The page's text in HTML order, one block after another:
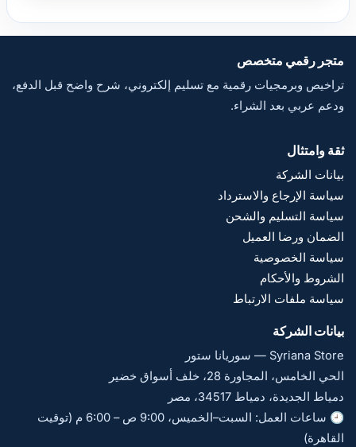
متجر رقمي متخصص
تراخيص وبرمجيات رقمية مع تسليم إلكتروني، شرح واضح قبل الدفع،
ودعم عربي بعد الشراء.
ثقة وامتثال
بيانات الشركة
سياسة الإرجاع والاسترداد
سياسة التسليم والشحن
الضمان ورضا العميل
سياسة الخصوصية
الشروط والأحكام
سياسة ملفات الارتباط
بيانات الشركة
Syriana Store — سوريانا ستور
الحي الخامس، المجاورة 28، خلف أسواق خضير
دمياط الجديدة، دمياط 34517، مصر
🕘 ساعات العمل: السبت–الخميس، 9:00 ص – 6:00 م (توقيت
القاهرة)